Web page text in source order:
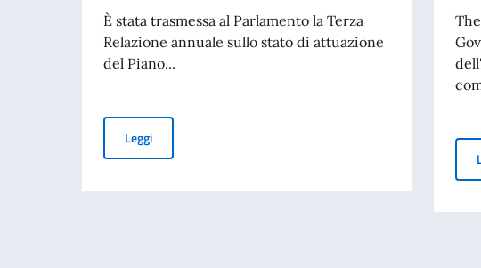
È stata trasmessa al Parlamento la Terza
Relazione annuale sullo stato di attuazione
del Piano...
LeggiPiano Mattei per l’Africa, trasmessa al Parlamento la Terza